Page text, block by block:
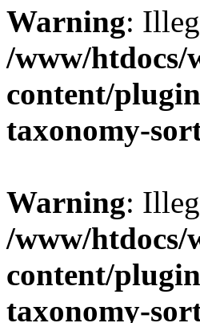
Warning:
/www/htdocs/
content/
taxonomy-
Warning:
/www/htdocs/
content/
taxonomy-